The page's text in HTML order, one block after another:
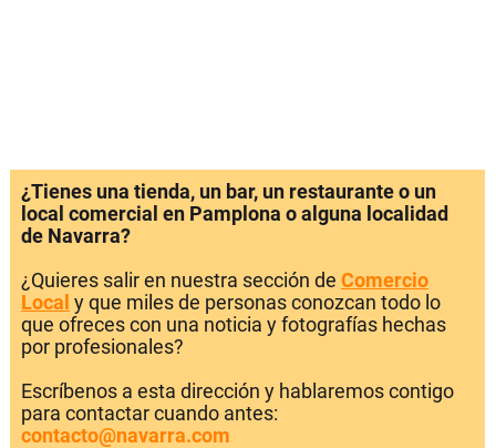
¿Tienes una tienda, un bar, un restaurante o un
local comercial en Pamplona o alguna localidad
de Navarra?
¿Quieres salir en nuestra sección de Comercio
Local y que miles de personas conozcan todo lo
que ofreces con una noticia y fotografías hechas
por profesionales?
Escríbenos a esta dirección y hablaremos contigo
para contactar cuando antes:
contacto@navarra.com